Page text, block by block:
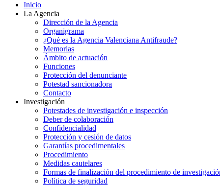
Inicio
La Agencia
Dirección de la Agencia
Organigrama
¿Qué es la Agencia Valenciana Antifraude?
Memorias
Ámbito de actuación
Funciones
Protección del denunciante
Potestad sancionadora
Contacto
Investigación
Potestades de investigación e inspección
Deber de colaboración
Confidencialidad
Protección y cesión de datos
Garantías procedimentales
Procedimiento
Medidas cautelares
Formas de finalización del procedimiento de
Política de seguridad